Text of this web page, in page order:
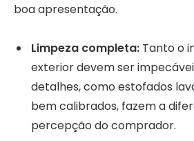
boa apresentação.
Limpeza completa: Tanto o
exterior devem ser
detalhes, como estofados
bem calibrados, fazem a
percepção do comprador.